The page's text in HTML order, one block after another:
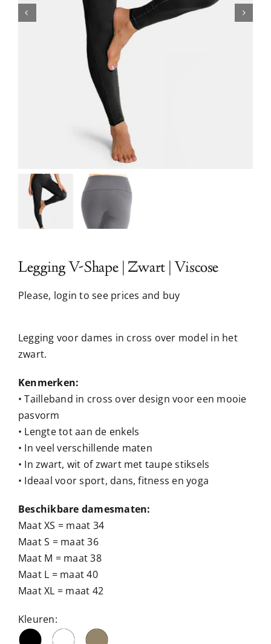
Legging V-Shape | Zwart | Viscose
Please, login to see prices and buy
Legging voor dames in cross over model in het
zwart.
Kenmerken:
• Tailleband in cross over design voor een mooie
pasvorm
• Lengte tot aan de enkels
• In veel verschillende maten
• In zwart, wit of zwart met taupe stiksels
• Ideaal voor sport, dans, fitness en yoga
Beschikbare damesmaten:
Maat XS = maat 34
Maat S = maat 36
Maat M = maat 38
Maat L = maat 40
Maat XL = maat 42
Kleuren: